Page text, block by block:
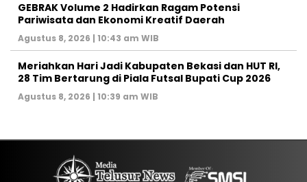
GEBRAK Volume 2 Hadirkan Ragam Potensi
Pariwisata dan Ekonomi Kreatif Daerah
Agustus 8, 2026 | 10:43 am WIB
Meriahkan Hari Jadi Kabupaten Bekasi dan HUT RI,
28 Tim Bertarung di Piala Futsal Bupati Cup 2026
Agustus 8, 2026 | 10:39 am WIB